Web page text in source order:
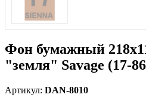
Фон бумажный
"земля" Savage (17-
Артикул: DAN-8010